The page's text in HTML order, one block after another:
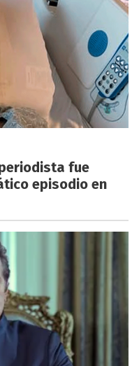
fue
episodio en